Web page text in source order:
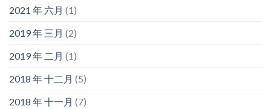
2021 年 六月 (1)
2019 年 三月 (2)
2019 年 二月 (1)
2018 年 十二月 (5)
2018 年 十一月 (7)